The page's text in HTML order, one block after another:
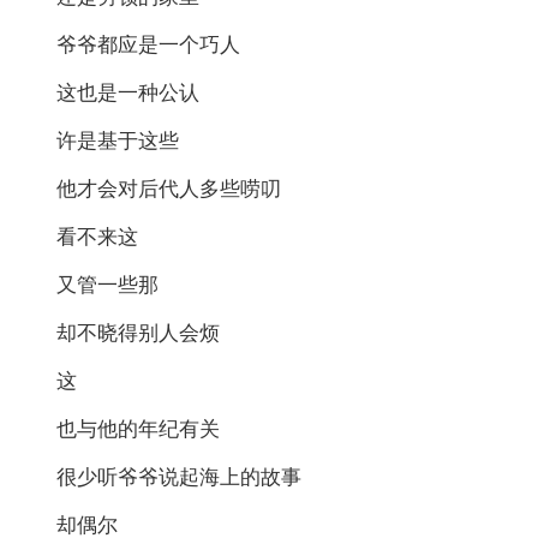
爷爷都应是一个巧人
这也是一种公认
许是基于这些
他才会对后代人多些唠叨
看不来这
又管一些那
却不晓得别人会烦
这
也与他的年纪有关
很少听爷爷说起海上的故事
却偶尔